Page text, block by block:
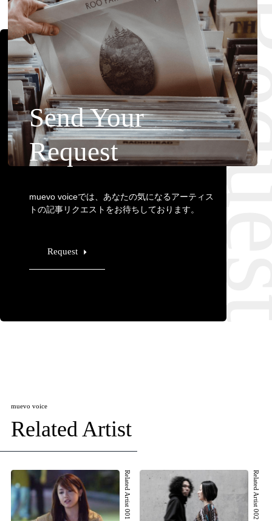
Send Your
Request
muevo voiceでは、あなたの気になるアーティス
トの記事リクエストをお待ちしております。
Request
muevo voice
Related Artist
Related Artist 001 Related Artist 002